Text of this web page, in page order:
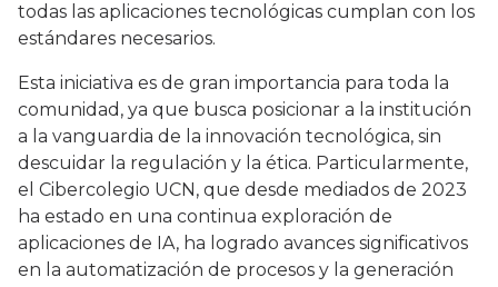
todas las aplicaciones tecnológicas cumplan con los
estándares necesarios.
Esta iniciativa es de gran importancia para toda la
comunidad, ya que busca posicionar a la institución
a la vanguardia de la innovación tecnológica, sin
descuidar la regulación y la ética. Particularmente,
el Cibercolegio UCN, que desde mediados de 2023
ha estado en una continua exploración de
aplicaciones de IA, ha logrado avances significativos
en la automatización de procesos y la generación